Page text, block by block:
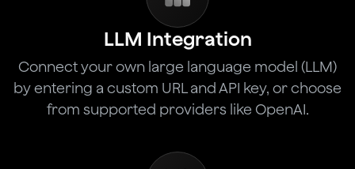
LLM Integration
Connect your own large language model (LLM)
by entering a custom URL and API key, or choose
from supported providers like OpenAI.